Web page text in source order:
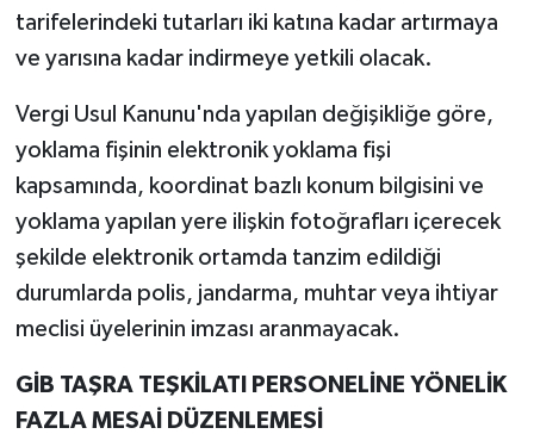
tarifelerindeki tutarları iki katına kadar artırmaya
ve yarısına kadar indirmeye yetkili olacak.
Vergi Usul Kanunu'nda yapılan değişikliğe göre,
yoklama fişinin elektronik yoklama fişi
kapsamında, koordinat bazlı konum bilgisini ve
yoklama yapılan yere ilişkin fotoğrafları içerecek
şekilde elektronik ortamda tanzim edildiği
durumlarda polis, jandarma, muhtar veya ihtiyar
meclisi üyelerinin imzası aranmayacak.
GİB TAŞRA TEŞKİLATI PERSONELİNE YÖNELİK
FAZLA MESAİ DÜZENLEMESİ